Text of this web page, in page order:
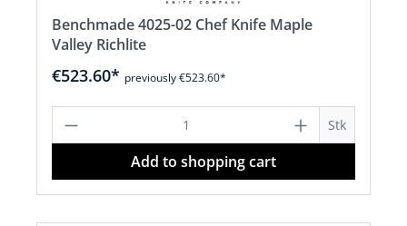
Benchmade 4025-02 Chef Knife Maple
Valley Richlite
€523.60* previously €523.60*
Product Quantity: Enter the desired
Stk
Add to shopping cart